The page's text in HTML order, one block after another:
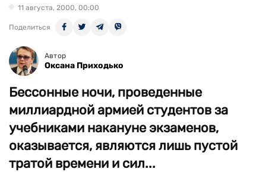
11 августа, 2000, 00:00
Поделиться
Автор
Оксана Приходько
Бессонные ночи, проведенные
миллиардной армией студентов за
учебниками накануне экзаменов,
оказывается, являются лишь пустой
тратой времени и сил...